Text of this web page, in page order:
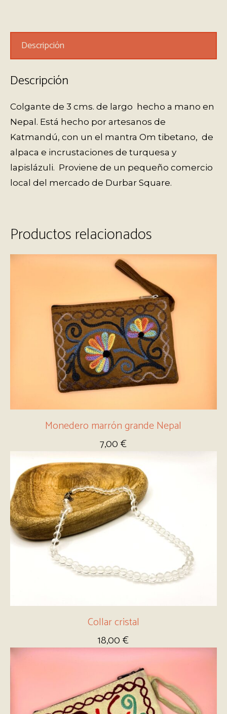
Descripción
Descripción
Colgante de 3 cms. de largo hecho a mano en
Nepal. Está hecho por artesanos de
Katmandú, con un el mantra Om tibetano, de
alpaca e incrustaciones de turquesa y
lapislázuli. Proviene de un pequeño comercio
local del mercado de Durbar Square.
Productos relacionados
Monedero marrón grande Nepal
7,00€
Collar cristal
18,00€